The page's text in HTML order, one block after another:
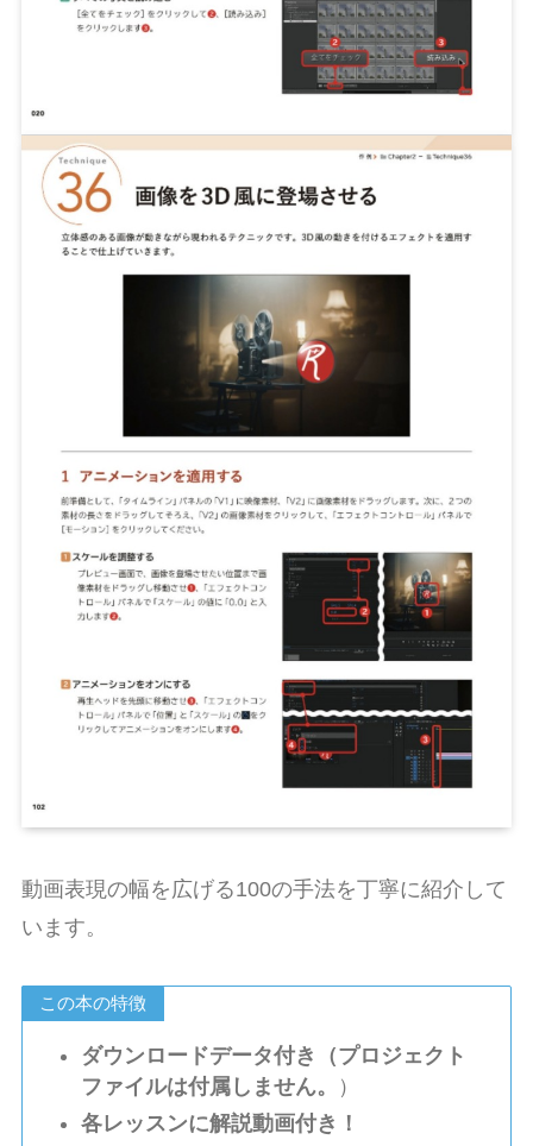
動画表現の幅を広げる100の手法を丁寧に紹介して
います。
この本の特徴
ダウンロードデータ付き（プロジェクト
ファイルは付属しません。
）
各レッスンに解説動画付き！